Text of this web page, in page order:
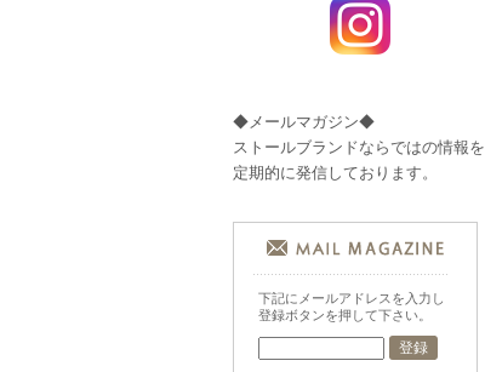
◆メールマガジン◆
ストールブランドならではの情報を
定期的に発信しております。
下記にメールアドレスを入力し
登録ボタンを押して下さい。